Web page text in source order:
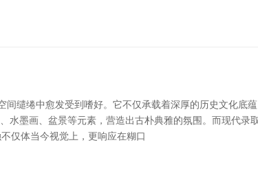
缱绻中愈发受到嗜好。它不仅承载着深厚的历史文化底
墨画、盆景等元素，营造出古朴典雅的氛围。而现代
仅体当今视觉上，更响应在糊口